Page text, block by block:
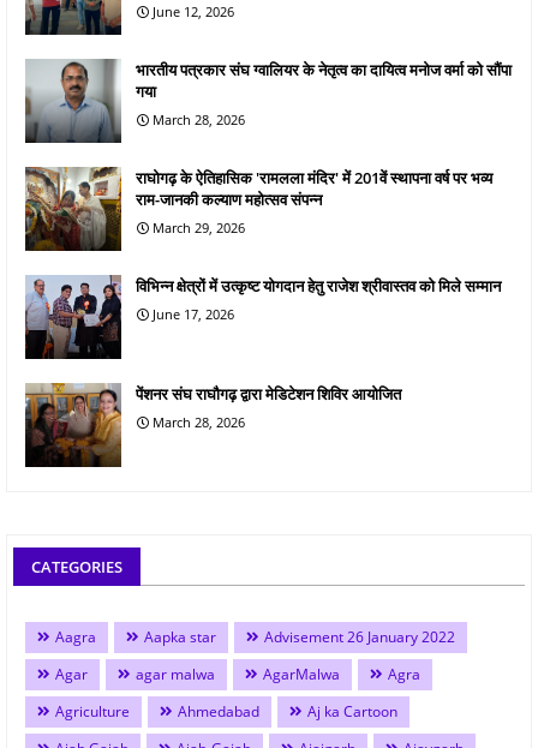
June 12, 2026
भारतीय पत्रकार संघ ग्वालियर के नेतृत्व का दायित्व मनोज वर्मा को सौंपा
गया
March 28, 2026
राघोगढ़ के ऐतिहासिक 'रामलला मंदिर' में 201वें स्थापना वर्ष पर भव्य
राम-जानकी कल्याण महोत्सव संपन्न
March 29, 2026
विभिन्न क्षेत्रों में उत्कृष्ट योगदान हेतु राजेश श्रीवास्तव को मिले सम्मान
June 17, 2026
पेंशनर संघ राघौगढ़ द्वारा मेडिटेशन शिविर आयोजित
March 28, 2026
CATEGORIES
Aagra Aapka star
Advisement 26 January 2022
Agar
agar malwa AgarMalwa
Agra
Agriculture
Ahmedabad
Aj ka Cartoon